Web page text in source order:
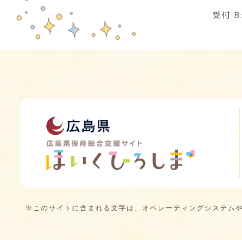
受付
※このサイトに含まれる文字は、オペレーティングシステム